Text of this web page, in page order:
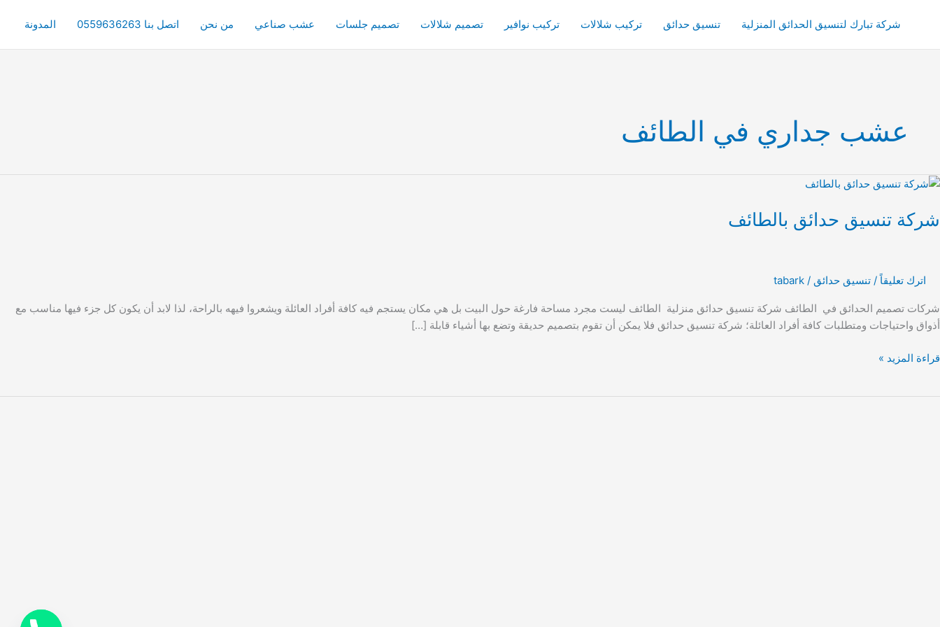
شركة تبارك لتنسيق الحدائق المنزلية تنسيق حدائق تركيب شلالات تركيب نوافير تصميم شلالات تصميم جلسات عشب صناعي من نحن اتصل بنا 0559636263 المدونة
عشب جداري في الطائف
شركة تنسيق حدائق بالطائف
اترك تعليقاً / تنسيق حدائق /
tabark
شركات تصميم الحدائق في الطائف شركة تنسيق حدائق منزلية الطائف ليست مجرد مساحة فارغة حول البيت بل هي مكان يستجم فيه كافة أفراد العائلة ويشعروا فيهه بالراحة، لذا لابد أن يكون كل جزء فيها مناسب مع
أذواق واحتياجات ومتطلبات كافة أفراد العائلة؛ شركة تنسيق حدائق فلا يمكن أن تقوم بتصميم حديقة وتضع بها أشياء قابلة […]
شركة
حدائق
بالطائف
قراءة المزيد »